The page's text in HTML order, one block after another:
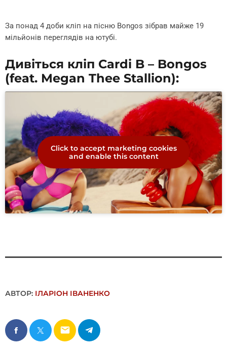
За понад 4 доби кліп на пісню Bongos зібрав майже 19
мільйонів переглядів на ютубі.
Дивіться кліп Cardi B – Bongos
(feat. Megan Thee Stallion):
Click to accept marketing cookies
and enable this content
АВТОР: ІЛАРІОН ІВАНЕНКО
email